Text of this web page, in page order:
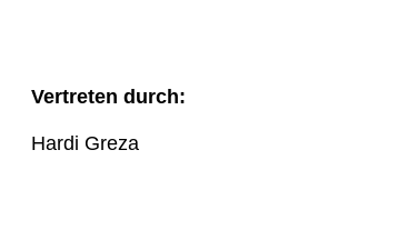
Vertreten durch:
Hardi Greza